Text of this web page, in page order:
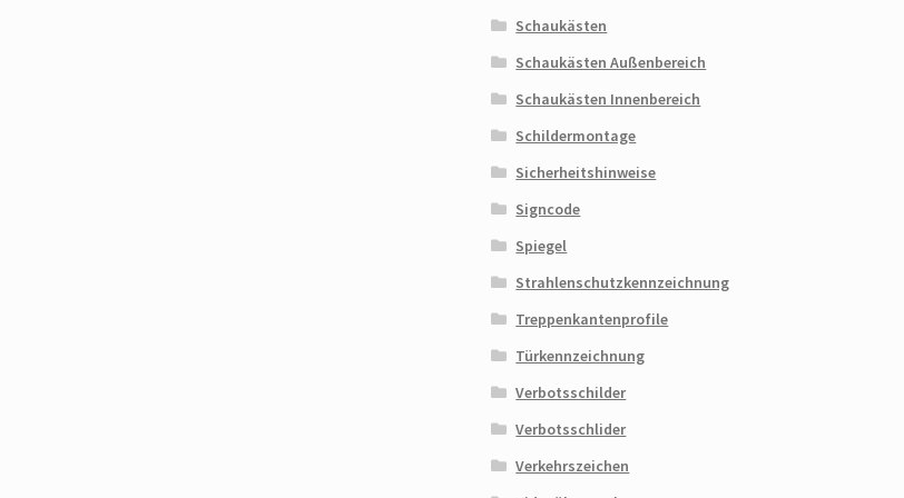
Schaukästen
Schaukästen Außenbereich
Schaukästen Innenbereich
Schildermontage
Sicherheitshinweise
Signcode
Spiegel
Strahlenschutzkennzeichnung
Treppenkantenprofile
Türkennzeichnung
Verbotsschilder
Verbotsschlider
Verkehrszeichen